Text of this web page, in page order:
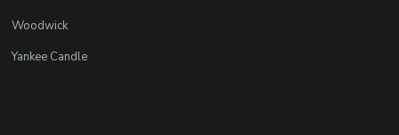
Woodwick
Yankee Candle